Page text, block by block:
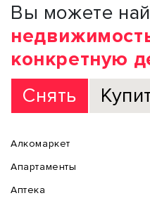
Вы можете
конкретную
Снять
Алкомаркет
Апартаменты
Аптека